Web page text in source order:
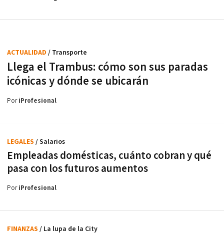
Llega el Trambus: cómo son sus paradas
icónicas y dónde se ubicarán
ACTUALIDAD / Transporte
PoriProfesional
Empleadas domésticas, cuánto cobran y qué
pasa con los futuros aumentos
LEGALES / Salarios
PoriProfesional
FINANZAS / La lupa de la City